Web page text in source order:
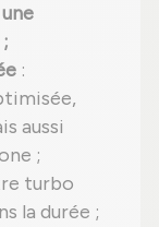
:
aussi
;
turbo
la durée ;